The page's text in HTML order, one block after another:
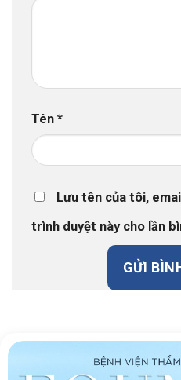
Tên *
Lưu tên của tôi,
trình duyệt này cho lần